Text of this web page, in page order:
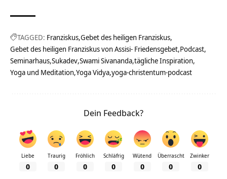
TAGGED: Franziskus Gebet des heiligen Franziskus
Gebet des heiligen Franziskus von Assisi- Friedensgebet Podcast
Seminarhaus Sukadev Swami Sivananda tägliche Inspiration
Yoga und Meditation Yoga Vidya yoga-christentum-podcast
Dein Feedback?
Liebe
0
Traurig
0
Fröhlich
0
Schläfrig
0
Wütend
0
Überrascht
0
Zwinker
0